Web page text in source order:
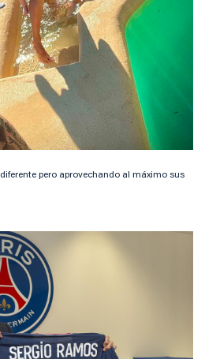
pero aprovechando al máximo sus